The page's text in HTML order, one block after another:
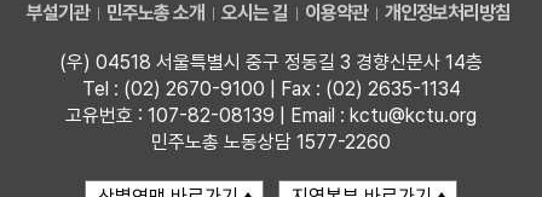
부설기관 민주노총 소개 오시는 길 이용약관 개인정보처리방침
(우) 04518 서울특별시 중구 정동길 3 경향신문사 14층
Tel : (02) 2670-9100 | Fax : (02) 2635-1134
고유번호 : 107-82-08139 | Email : kctu@kctu.org
민주노총 노동상담 1577-2260